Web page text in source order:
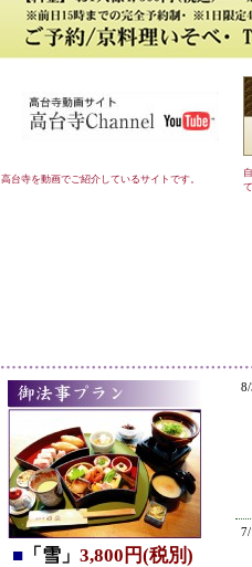
高台寺を動画でご紹介しているサイトです。
■ 「雪」 3,800円(税別)
8/